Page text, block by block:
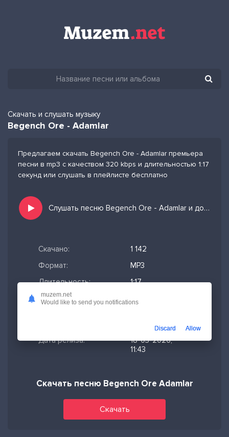
Скачать и слушать музыку
Begench Ore - Adamlar
Предлагаем скачать Begench Ore - Adamlar премьера
песни в mp3 с качеством 320 kbps и длительностью 1:17
секунд или слушать в плейлисте бесплатно
Слушать песню Begench Ore - Adamlar и добавить в избранных
Скачано:
1 142
Формат:
MP3
Длительность:
1:17
Размер файла:
Дата релиза:
18-03-2026,
11:43
Скачать песню Begench Ore Adamlar
Скачать
muzem.net
Would like to send you notifications
Discard Allow